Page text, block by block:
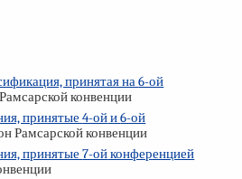
принятая на6-ой
конвенции
принятые4-ойи6-ой
Рамсарской конвенции
принятые7-ойконференцией